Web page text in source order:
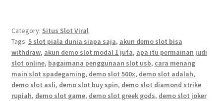
Category: Situs Slot Viral
Tags: 5 slot piala dunia siapa saja, akun demo slot bisa
withdraw, akun demo slot modal 1 juta, apa itu permainan judi
slot online, bagaimana penggunaan slot usb, cara menang
main slot spadegaming, demo slot 500x, demo slot adalah,
demo slot asli, demo slot buy spin, demo slot diamond strike
rupiah, demo slot game, demo slot greek gods, demo slot joker